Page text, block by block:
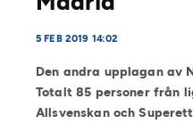
5 FEB 2019 14:02
Den andra upplagan av
Totalt 85 personer från
Allsvenskan och